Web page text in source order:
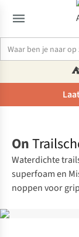
On
Waterdichte
superfoam en
noppen voor